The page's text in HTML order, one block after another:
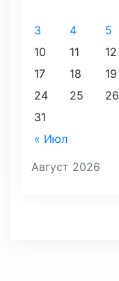
Август 2026
« Июл
3
4 5
10
11 12
17
18 19
24
25 26
31